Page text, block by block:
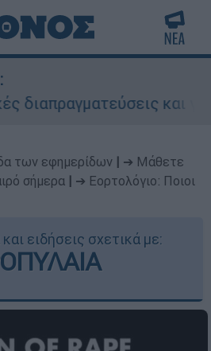
και γιατί
των εφημερίδων
➔ Μάθετε
σήμερα
➔ Εορτολόγιο: Ποιοι
ειδήσεις σχετικά με: